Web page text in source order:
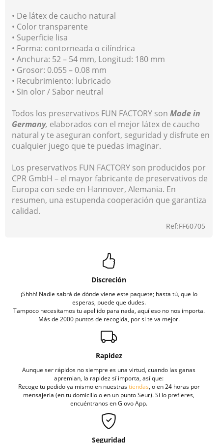
• De látex de caucho natural
• Color transparente
• Superficie lisa
• Forma: contorneada o cilíndrica
• Anchura: 52 – 54 mm, Longitud: 180 mm
• Grosor: 0.055 – 0.08 mm
• Recubrimiento: lubricado
• Sin olor / Sabor neutral
Todos los preservativos FUN FACTORY son Made in
Germany, elaborados con el mejor látex de caucho
natural y te aseguran confort, seguridad y disfrute en
cualquier juego que te puedas imaginar.
Los preservativos FUN FACTORY son producidos por
CPR GmbH – el mayor fabricante de preservativos de
Europa con sede en Hannover, Alemania. En
resumen, una estupenda cooperación que garantiza
calidad.
Ref:FF60705
Discreción
¡Shhh! Nadie sabrá de dónde viene este paquete; hasta tú, que lo
esperas, puede que dudes.
Tampoco necesitamos tu apellido para nada, aquí eso no nos importa.
Más de 2000 puntos de recogida, por si te va mejor.
Rapidez
Aunque ser rápidos no siempre es una virtud, cuando las ganas
apremian, la rapidez sí importa, así que:
Recoge tu pedido ya mismo en nuestrastiendas , o en 24 horas por
mensajeria (en tu domicilio o en un punto Seur). Si lo prefieres,
encuéntranos en Glovo App.
Seguridad